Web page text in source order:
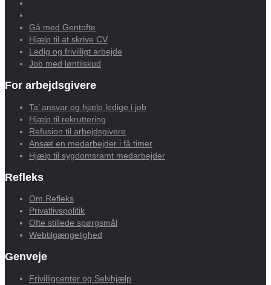
Gå med Gentofte
Hjælp til at skrive CV
Ledig og frivilligt arbejde
Job med løntilskud
For arbejdsgivere
Ta’ ansvar og hjælp ledige i job
Hjælp til rekruttering
Refusion til arbejdsgivere
Ansæt en medarbejder i få timer
Hjælp til sygdomsramt medarbejder
Refleks
Om Refleks
Privatlivspolitik
Ofte stillede spørgsmål
Webtilgængelighed
Genveje
Frivilligcenter og Selvhjælp